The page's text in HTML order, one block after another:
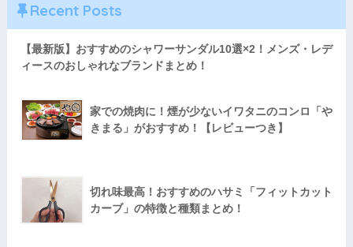
Recent Posts
【最新版】おすすめのシャワーサンダル10選×2！メンズ・レデ
ィースのおしゃれなブランドまとめ！
家での焼肉に！煙が少ないイワタニのコンロ「や
きまる」がおすすめ！【レビューつき】
切れ味最高！おすすめのハサミ「フィットカット
カーブ」の特徴と種類まとめ！